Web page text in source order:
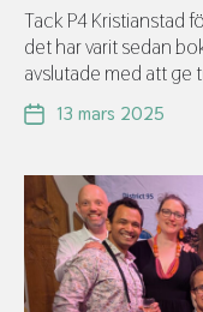
Tack P4 Kristianstad
det har varit sedan
avslutade med att ge
13 mars 2025